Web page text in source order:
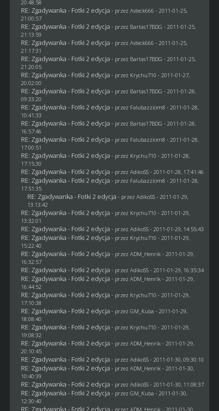
20:48:58
RE: Zgadywanka - Fotki 2 edycja - przez Asteck666 - 2011-01-25,
21:00:57
RE: Zgadywanka - Fotki 2 edycja - przez Bartas17BDG - 2011-01-25,
21:13:59
RE: Zgadywanka - Fotki 2 edycja - przez Asteck666 - 2011-01-25,
21:17:31
RE: Zgadywanka - Fotki 2 edycja - przez Bartas17BDG - 2011-01-25,
21:20:05
RE: Zgadywanka - Fotki 2 edycja - przez Krychu710 - 2011-01-27,
20:02:00
RE: Zgadywanka - Fotki 2 edycja - przez Bartas17BDG - 2011-01-28,
09:33:20
RE: Zgadywanka - Fotki 2 edycja - przez Falubazziom8 - 2011-01-28,
10:41:33
RE: Zgadywanka - Fotki 2 edycja - przez Bartas17BDG - 2011-01-28,
16:57:46
RE: Zgadywanka - Fotki 2 edycja - przez Falubazziom8 - 2011-01-28,
17:00:51
RE: Zgadywanka - Fotki 2 edycja - przez Krychu710 - 2011-01-28,
17:15:30
RE: Zgadywanka - Fotki 2 edycja - przez AdikoSS - 2011-01-28, 17:41:46
RE: Zgadywanka - Fotki 2 edycja - przez Falubazziom8 - 2011-01-28,
17:51:35
RE: Zgadywanka - Fotki 2 edycja - przez AdikoSS - 2011-01-29,
13:13:42
RE: Zgadywanka - Fotki 2 edycja - przez Krychu710 - 2011-01-29,
13:32:01
RE: Zgadywanka - Fotki 2 edycja - przez AdikoSS - 2011-01-29, 14:55:43
RE: Zgadywanka - Fotki 2 edycja - przez Krychu710 - 2011-01-29,
15:22:40
RE: Zgadywanka - Fotki 2 edycja - przez ADM_Henrik - 2011-01-29,
16:32:57
RE: Zgadywanka - Fotki 2 edycja - przez AdikoSS - 2011-01-29, 16:35:34
RE: Zgadywanka - Fotki 2 edycja - przez ADM_Henrik - 2011-01-29,
16:44:52
RE: Zgadywanka - Fotki 2 edycja - przez Krychu710 - 2011-01-29,
17:10:38
RE: Zgadywanka - Fotki 2 edycja - przez GM_Kuba - 2011-01-29,
18:08:40
RE: Zgadywanka - Fotki 2 edycja - przez Krychu710 - 2011-01-29,
19:08:32
RE: Zgadywanka - Fotki 2 edycja - przez ADM_Henrik - 2011-01-29,
20:10:45
RE: Zgadywanka - Fotki 2 edycja - przez AdikoSS - 2011-01-30, 09:30:10
RE: Zgadywanka - Fotki 2 edycja - przez ADM_Henrik - 2011-01-30,
10:40:39
RE: Zgadywanka - Fotki 2 edycja - przez AdikoSS - 2011-01-30, 11:08:37
RE: Zgadywanka - Fotki 2 edycja - przez GM_Kuba - 2011-01-30,
12:30:40
RE: Zgadywanka - Fotki 2 edycja - przez ADM_Henrik - 2011-01-30,